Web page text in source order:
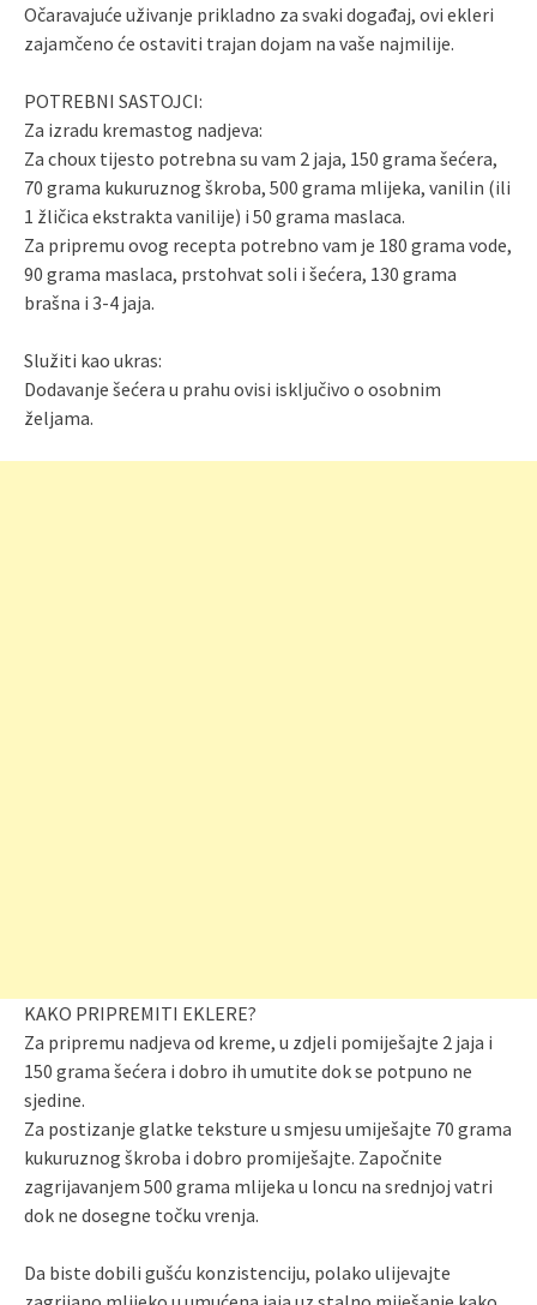
Očaravajuće uživanje prikladno za svaki događaj, ovi ekleri
zajamčeno će ostaviti trajan dojam na vaše najmilije.
POTREBNI SASTOJCI:
Za izradu kremastog nadjeva:
Za choux tijesto potrebna su vam 2 jaja, 150 grama šećera,
70 grama kukuruznog škroba, 500 grama mlijeka, vanilin (ili
1 žličica ekstrakta vanilije) i 50 grama maslaca.
Za pripremu ovog recepta potrebno vam je 180 grama vode,
90 grama maslaca, prstohvat soli i šećera, 130 grama
brašna i 3-4 jaja.
Služiti kao ukras:
Dodavanje šećera u prahu ovisi isključivo o osobnim
željama.
KAKO PRIPREMITI EKLERE?
Za pripremu nadjeva od kreme, u zdjeli pomiješajte 2 jaja i
150 grama šećera i dobro ih umutite dok se potpuno ne
sjedine.
Za postizanje glatke teksture u smjesu umiješajte 70 grama
kukuruznog škroba i dobro promiješajte. Započnite
zagrijavanjem 500 grama mlijeka u loncu na srednjoj vatri
dok ne dosegne točku vrenja.
Da biste dobili gušću konzistenciju, polako ulijevajte